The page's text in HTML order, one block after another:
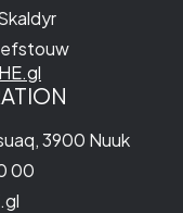
3900 Nuuk
00